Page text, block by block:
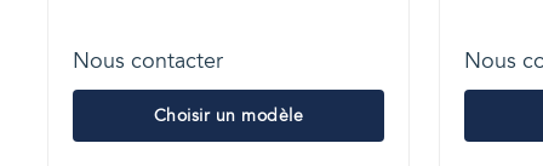
Nous contacter
Choisir un modèle
Nous